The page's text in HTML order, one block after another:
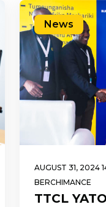
News
AUGUST 31, 2024
BERCHIMANCE
TTCL